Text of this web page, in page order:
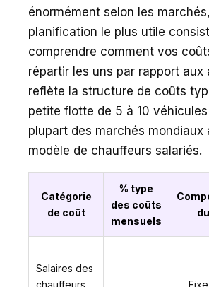
énormément selon les
planification le plus utile
comprendre comment vos
répartir les uns par rapport aux
reflète la structure de coûts
petite flotte de 5 à 10
plupart des marchés mondiaux
modèle de chauffeurs salariés.
Catégorie
de coût
% type
des coûts
mensuels
Salaires des
chauffeurs